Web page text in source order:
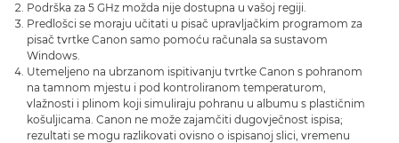
Podrška za 5 GHz možda nije dostupna u vašoj regiji.
Predlošci se moraju učitati u pisač upravljačkim programom za
pisač tvrtke Canon samo pomoću računala sa sustavom
Windows.
Utemeljeno na ubrzanom ispitivanju tvrtke Canon s pohranom
na tamnom mjestu i pod kontroliranom temperaturom,
vlažnosti i plinom koji simuliraju pohranu u albumu s plastičnim
košuljicama. Canon ne može zajamčiti dugovječnost ispisa;
rezultati se mogu razlikovati ovisno o ispisanoj slici, vremenu